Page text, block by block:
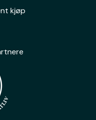
kjøp